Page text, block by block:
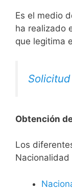
Es el medio
ha realizado
que legitima
Obtención
​​​Los
Nacionalidad